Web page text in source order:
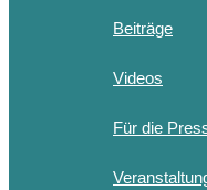
Beiträge
Videos
Für die